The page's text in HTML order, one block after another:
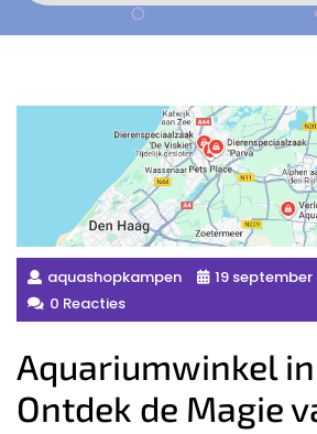
aquashopkampen
19 september
0 Reacties
Aquariumwinkel
Ontdek de Magie